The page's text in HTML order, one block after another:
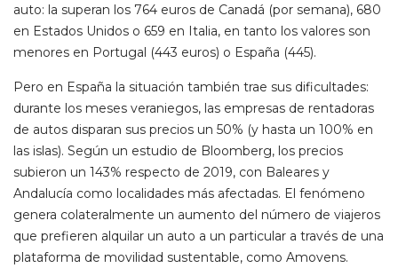
auto: la superan los 764 euros de Canadá (por semana), 680
en Estados Unidos o 659 en Italia, en tanto los valores son
menores en Portugal (443 euros) o España (445).
Pero en España la situación también trae sus dificultades:
durante los meses veraniegos, las empresas de rentadoras
de autos disparan sus precios un 50% (y hasta un 100% en
las islas). Según un estudio de Bloomberg, los precios
subieron un 143% respecto de 2019, con Baleares y
Andalucía como localidades más afectadas. El fenómeno
genera colateralmente un aumento del número de viajeros
que prefieren alquilar un auto a un particular a través de una
plataforma de movilidad sustentable, como Amovens.